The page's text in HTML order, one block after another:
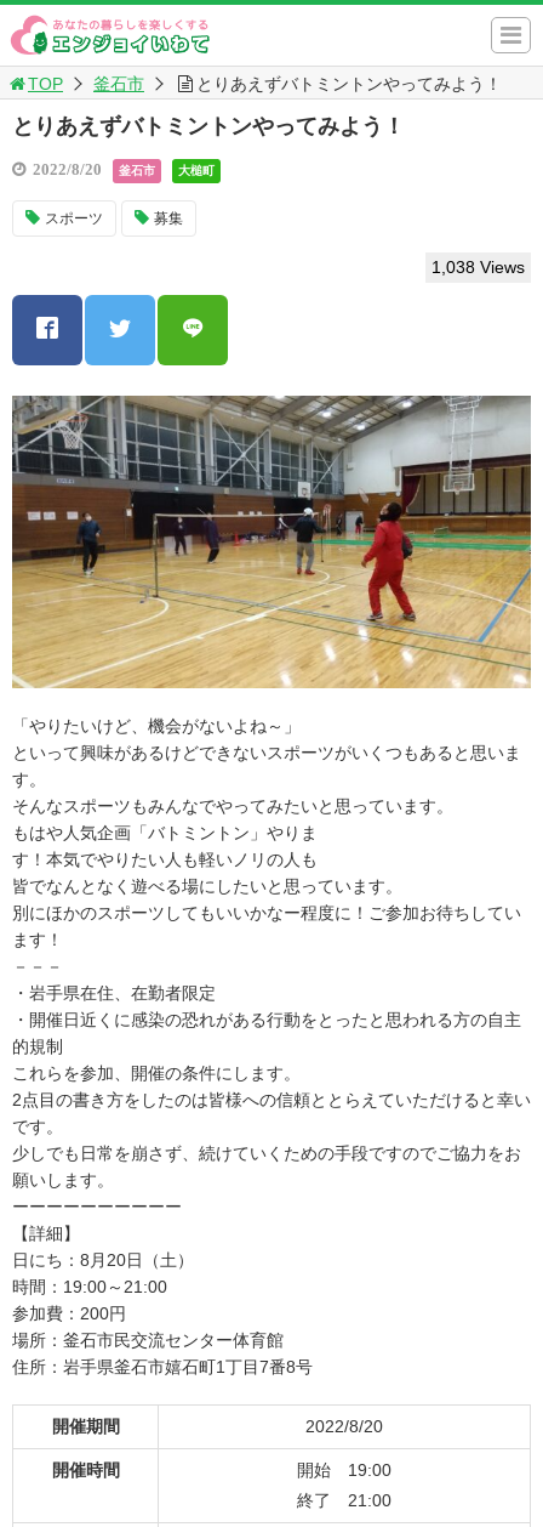
TOP 釜石市 とりあえずバトミントンやってみよう！
とりあえずバトミントンやってみよう！
2022/8/20 釜石市 大槌町
スポーツ 募集
1,038 Views
「やりたいけど、機会がないよね～」
といって興味があるけどできないスポーツがいくつもあると思いま
す。
そんなスポーツもみんなでやってみたいと思っています。
もはや人気企画「バトミントン」やりま
す！本気でやりたい人も軽いノリの人も
皆でなんとなく遊べる場にしたいと思っています。
別にほかのスポーツしてもいいかなー程度に！ご参加お待ちしてい
ます！
－－－
・岩手県在住、在勤者限定
・開催日近くに感染の恐れがある行動をとったと思われる方の自主
的規制
これらを参加、開催の条件にします。
2点目の書き方をしたのは皆様への信頼ととらえていただけると幸い
です。
少しでも日常を崩さず、続けていくための手段ですのでご協力をお
願いします。
ーーーーーーーーーー
【詳細】
日にち：8月20日（土）
時間：19:00～21:00
参加費：200円
場所：釜石市民交流センター体育館
住所：岩手県釜石市嬉石町1丁目7番8号
開催期間 2022/8/20
開催時間
開始 19:00
終了 21:00